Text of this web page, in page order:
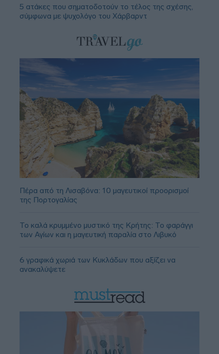
5 ατάκες που σηματοδοτούν το τέλος της σχέσης,
σύμφωνα με ψυχολόγο του Χάρβαρντ
Πέρα από τη Λισαβόνα: 10 μαγευτικοί προορισμοί
της Πορτογαλίας
Το καλά κρυμμένο μυστικό της Κρήτης: Το φαράγγι
των Αγίων και η μαγευτική παραλία στο Λιβυκό
6 γραφικά χωριά των Κυκλάδων που αξίζει να
ανακαλύψετε